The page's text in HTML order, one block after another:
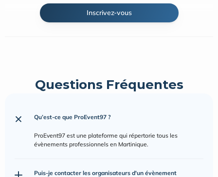
Inscrivez-vous
Questions Fréquentes
Qu’est-ce que ProEvent97 ?
ProEvent97 est une plateforme qui répertorie tous les
évènements professionnels en Martinique.
Puis-je contacter les organisateurs d'un évènement